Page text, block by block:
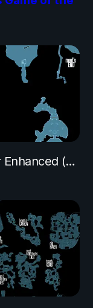
Borderlands Game of the Year Enhanced (General Knoxx DLC)